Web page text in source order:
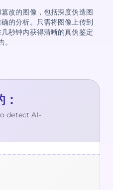
改的图像，包括深度伪造图
的分析。只需将图像上传到
秒钟内获得清晰的真伪鉴定
。
detect AI-